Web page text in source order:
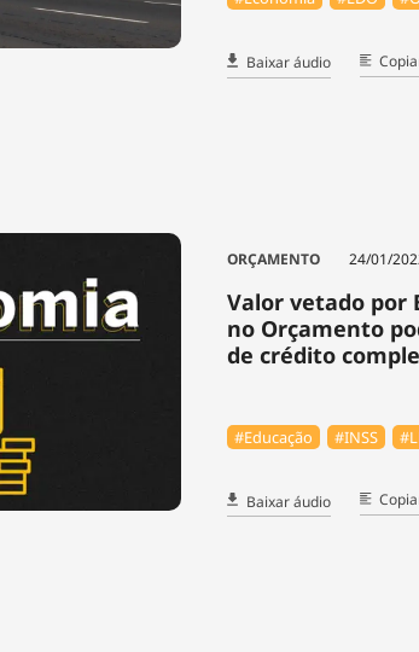
Baixar áudio
ORÇAMENTO 24/01/
Valor vetado por
no Orçamento
de crédito
#Educação #INSS
Baixar áudio